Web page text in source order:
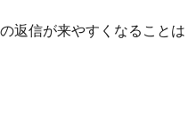
返信が来やすくなることは